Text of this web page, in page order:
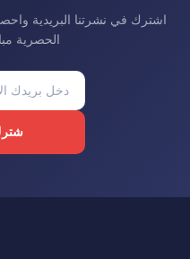
اشترك في نشرتنا البريدية
الحصرية